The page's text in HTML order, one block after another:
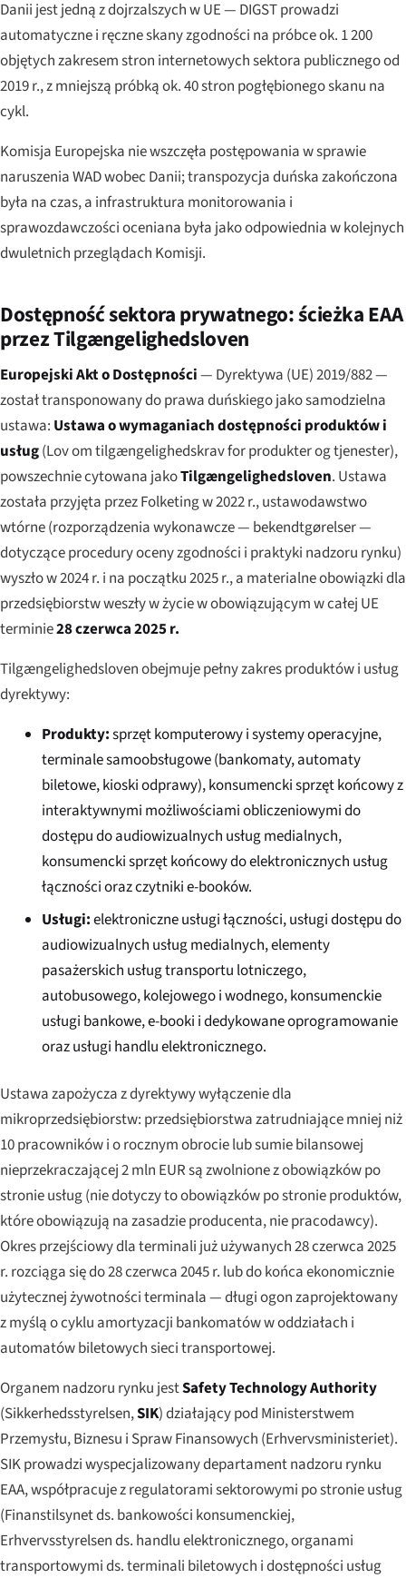
Danii jest jedną z dojrzalszych w UE — DIGST prowadzi
automatyczne i ręczne skany zgodności na próbce ok. 1 200
objętych zakresem stron internetowych sektora publicznego od
2019 r., z mniejszą próbką ok. 40 stron pogłębionego skanu na
cykl.
Komisja Europejska nie wszczęła postępowania w sprawie
naruszenia WAD wobec Danii; transpozycja duńska zakończona
była na czas, a infrastruktura monitorowania i
sprawozdawczości oceniana była jako odpowiednia w kolejnych
dwuletnich przeglądach Komisji.
Dostępność sektora prywatnego: ścieżka EAA
przez Tilgængelighedsloven
Europejski Akt o Dostępności— Dyrektywa (UE) 2019/882 —
został transponowany do prawa duńskiego jako samodzielna
ustawa: Ustawa o wymaganiach dostępności produktów i
usług(Lov om tilgængelighedskrav for produkter og tjenester),
powszechnie cytowana jakoTilgængelighedsloven. Ustawa
została przyjęta przez Folketing w 2022 r., ustawodawstwo
wtórne (rozporządzenia wykonawcze — bekendtgørelser—
dotyczące procedury oceny zgodności i praktyki nadzoru rynku)
wyszło w 2024 r. i na początku 2025 r., a materialne obowiązki dla
przedsiębiorstw weszły w życie w obowiązującym w całej UE
terminie28 czerwca 2025 r.
Tilgængelighedsloven obejmuje pełny zakres produktów i usług
dyrektywy:
Produkty:sprzęt komputerowy i systemy operacyjne,
terminale samoobsługowe (bankomaty, automaty
biletowe, kioski odprawy), konsumencki sprzęt końcowy z
interaktywnymi możliwościami obliczeniowymi do
dostępu do audiowizualnych usług medialnych,
konsumencki sprzęt końcowy do elektronicznych usług
łączności oraz czytniki e-booków.
Usługi:elektroniczne usługi łączności, usługi dostępu do
audiowizualnych usług medialnych, elementy
pasażerskich usług transportu lotniczego,
autobusowego, kolejowego i wodnego, konsumenckie
usługi bankowe, e-booki i dedykowane oprogramowanie
oraz usługi handlu elektronicznego.
Ustawa zapożycza z dyrektywy wyłączenie dla
mikroprzedsiębiorstw: przedsiębiorstwa zatrudniające mniej niż
10 pracowników i o rocznym obrocie lub sumie bilansowej
nieprzekraczającej 2 mln EUR są zwolnione z obowiązków po
stronie usług (nie dotyczy to obowiązków po stronie produktów,
które obowiązują na zasadzie producenta, nie pracodawcy).
Okres przejściowy dla terminali już używanych 28 czerwca 2025
r. rozciąga się do 28 czerwca 2045 r. lub do końca ekonomicznie
użytecznej żywotności terminala — długi ogon zaprojektowany
z myślą o cyklu amortyzacji bankomatów w oddziałach i
automatów biletowych sieci transportowej.
Organem nadzoru rynku jestSafety Technology Authority
(Sikkerhedsstyrelsen,SIK) działający pod Ministerstwem
Przemysłu, Biznesu i Spraw Finansowych (Erhvervsministeriet).
SIK prowadzi wyspecjalizowany departament nadzoru rynku
EAA, współpracuje z regulatorami sektorowymi po stronie usług
(Finanstilsynetds. bankowości konsumenckiej,
Erhvervsstyrelsends. handlu elektronicznego, organami
transportowymi ds. terminali biletowych i dostępności usług